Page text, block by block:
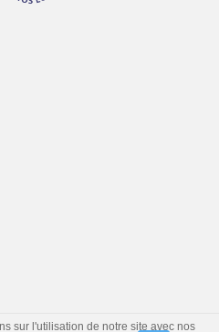
sur l'utilisation de notre site avec nos